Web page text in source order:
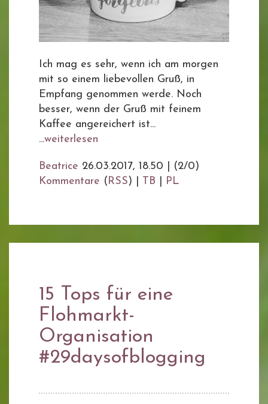
Ich mag es sehr, wenn ich am morgen
mit so einem liebevollen Gruß, in
Empfang genommen werde. Noch
besser, wenn der Gruß mit feinem
Kaffee angereichert ist...
...weiterlesen
Beatrice 26.03.2017, 18.50
(2/0)
Kommentare (RSS) | TB PL
15 Tops für eine
Flohmarkt-
Organisation
#29daysofblogging